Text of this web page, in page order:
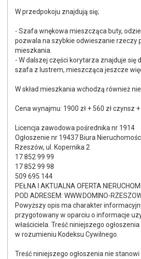
W przedpokoju znajdują się;
- Szafa wnękowa mieszcząca buty,
pozwala na szybkie odwieszanie rzeczy
mieszkania.
- W dalszej części korytarza znajduje się
szafa z lustrem, mieszcząca jeszcze
W skład mieszkania wchodzą również
Cena wynajmu: 1900 zł + 560 zł czynsz
Licencja zawodowa pośrednika nr 1914
Ogłoszenie nr 19437 Biura
Rzeszów, ul. Kopernika 2
17 852 99 99
17 852 99 98
509 695 144
PEŁNA I AKTUALNA OFERTA
POD ADRESEM: WWW.DOMINO-
Powyższy opis ma charakter
przygotowany w oparciu o informacje
właściciela. Treść niniejszego
w rozumieniu Kodeksu Cywilnego.
Treść niniejszego ogłoszenia nie